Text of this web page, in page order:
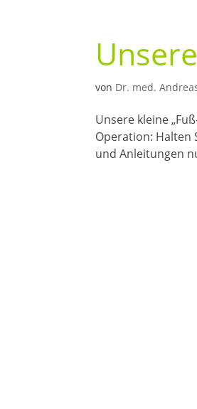
von Dr. med.
Unsere kleine
Operation: Halten
und Anleitungen